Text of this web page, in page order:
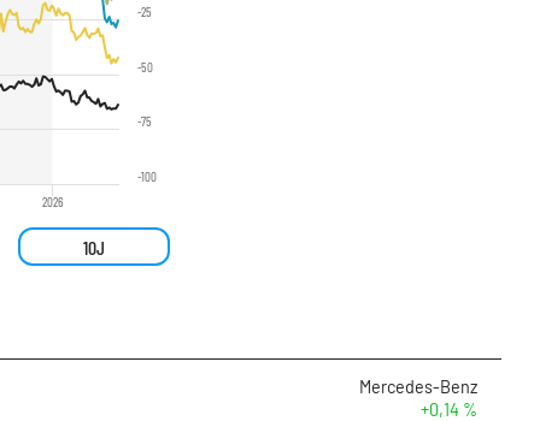
2026
-100
-75
-50
-25
10J
Mercedes-Benz
+0,14 %